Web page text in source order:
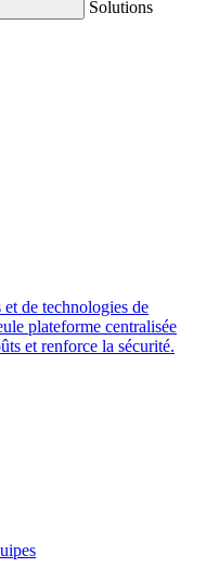
Solutions
de technologies de
plateforme centralisée
et renforce la sécurité.